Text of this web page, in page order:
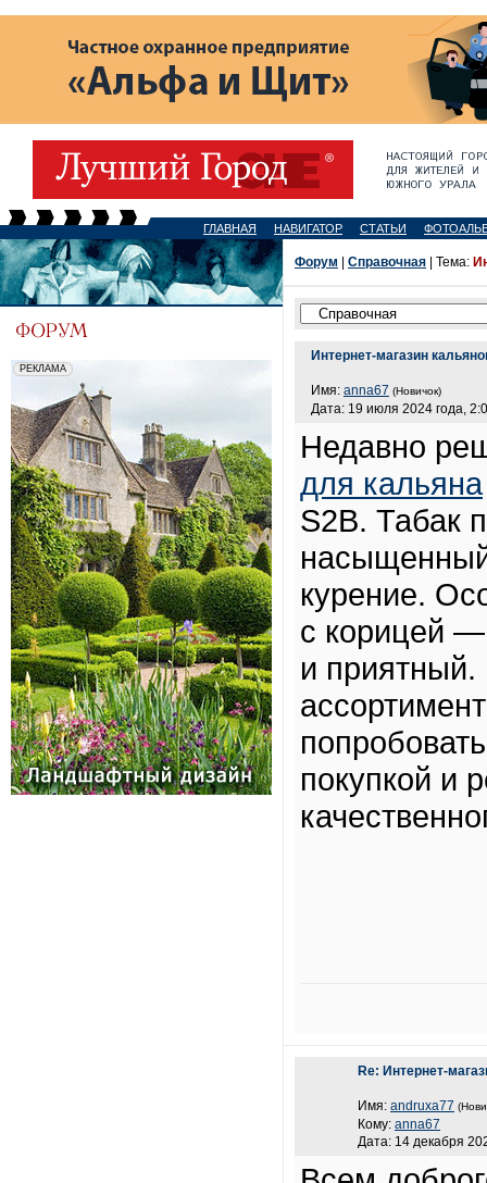
ГЛАВНАЯ НАВИГАТОР СТАТЬИ
Форум Справочная | Тема:
Интернет-магазин
Имя: anna67 (Новичок)
Дата: 19 июля 2024 года,
Недавно
для кальяна
S2B. Табак
курение.
с корицей
и приятный.
покупкой и
Re: Интернет-
Имя: andruxa77
Кому: anna67
Дата: 14 декабря